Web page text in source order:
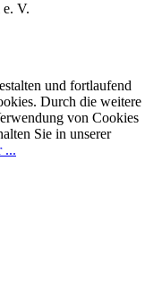
V.
und fortlaufend
Durch die weitere
von Cookies
Sie in unserer
...